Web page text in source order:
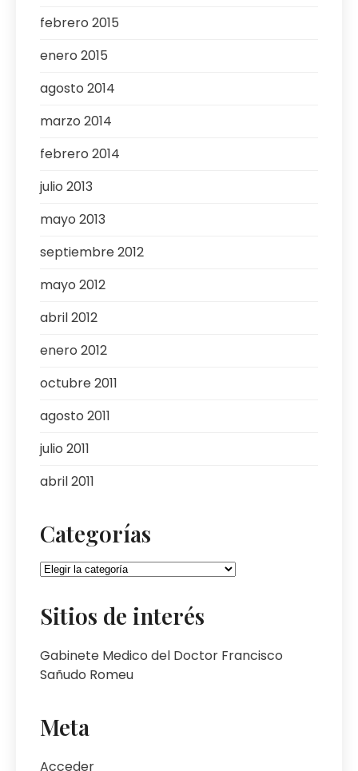
febrero 2015
enero 2015
agosto 2014
marzo 2014
febrero 2014
julio 2013
mayo 2013
septiembre 2012
mayo 2012
abril 2012
enero 2012
octubre 2011
agosto 2011
julio 2011
abril 2011
Categorías
Categorías
Sitios de interés
Gabinete Medico del Doctor Francisco
Sañudo Romeu
Meta
Acceder